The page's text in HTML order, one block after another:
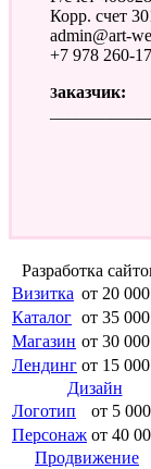
Корр. счет
admin@art-
+7 978 260-
Заказчик:
Разработка
Визитка от 20
Каталог от 35
Магазин от 30
Лендинг от 15
Дизайн
Логотип
от 5
Персонаж от 40
Продвижение